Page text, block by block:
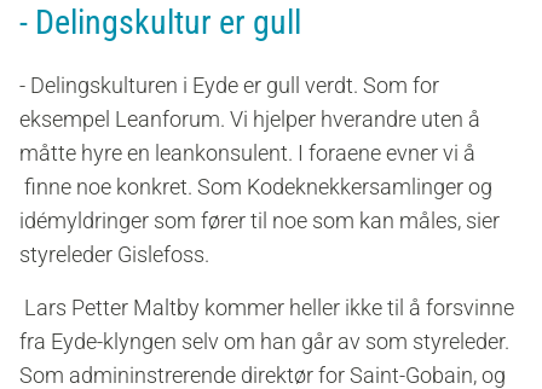
- Delingskultur er gull
- Delingskulturen i Eyde er gull verdt. Som for
eksempel Leanforum. Vi hjelper hverandre uten å
måtte hyre en leankonsulent. I foraene evner vi å
finne noe konkret. Som Kodeknekkersamlinger og
idémyldringer som fører til noe som kan måles, sier
styreleder Gislefoss.
Lars Petter Maltby kommer heller ikke til å forsvinne
fra Eyde-klyngen selv om han går av som styreleder.
Som admininstrerende direktør for Saint-Gobain, og